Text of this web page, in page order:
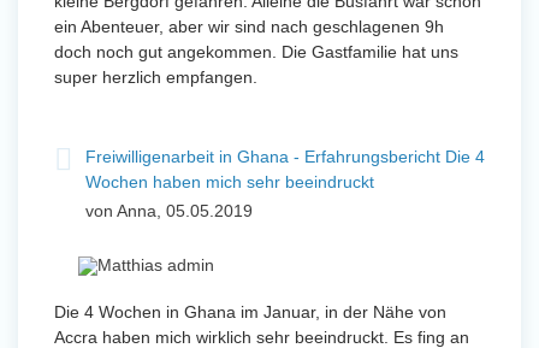
ein Abenteuer, aber wir sind nach geschlagenen 9h
doch noch gut angekommen. Die Gastfamilie hat uns
super herzlich empfangen.
Freiwilligenarbeit in Ghana - Erfahrungsbericht Die 4
Wochen haben mich sehr beeindruckt
von Anna, 05.05.2019
Die 4 Wochen in Ghana im Januar, in der Nähe von
Accra haben mich wirklich sehr beeindruckt. Es fing an